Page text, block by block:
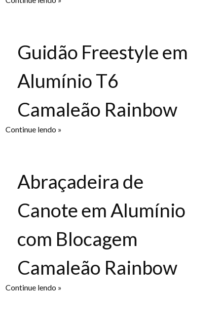
Guidão Freestyle em
Alumínio T6
Camaleão Rainbow
Continue lendo »
Abraçadeira de
Canote em Alumínio
com Blocagem
Camaleão Rainbow
Continue lendo »